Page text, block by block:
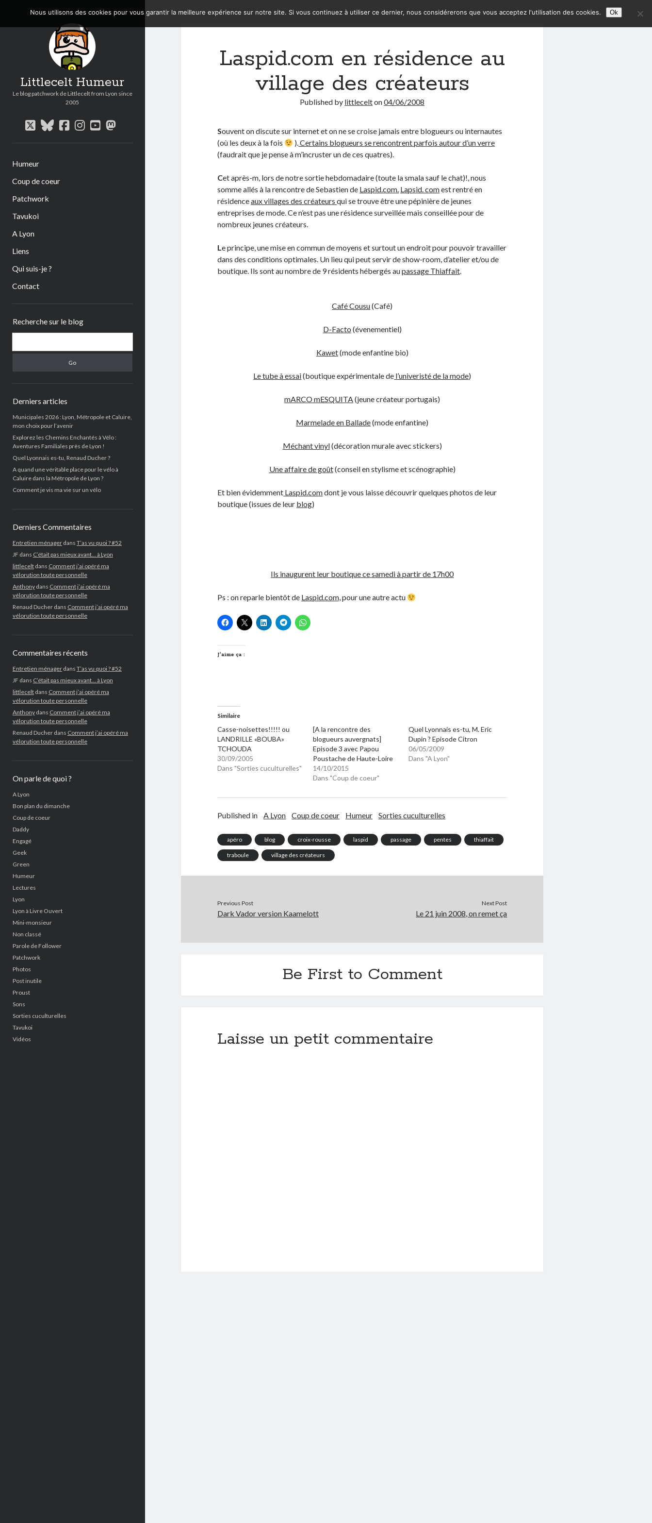
Littlecelt Humeur
Le blog patchwork de Littlecelt from Lyon since
2005
twitterbluesky
facebook
instagram
youtube
mastodon
Humeur
Coup de coeur
Patchwork
Tavukoi
A Lyon
Liens
Qui suis-je ?
Contact
Recherche sur le blog
Derniers articles
Municipales 2026 : Lyon, Métropole et Caluire,
mon choix pour l’avenir
Explorez les Chemins Enchantés à Vélo :
Aventures Familiales près de Lyon !
Quel Lyonnais es-tu, Renaud Ducher ?
A quand une véritable place pour le vélo à
Caluire dans la Métropole de Lyon ?
Comment je vis ma vie sur un vélo
Derniers Commentaires
Entretien ménagerdans T’as vu quoi ? #52
JF dans C’était pas mieux avant… à Lyon
littleceltdans Comment j’ai opéré ma
vélorution toute personnelle
Anthonydans Comment j’ai opéré ma
vélorution toute personnelle
Renaud Ducherdans Comment j’ai opéré ma
vélorution toute personnelle
Commentaires récents
Entretien ménagerdans T’as vu quoi ? #52
JF dans C’était pas mieux avant… à Lyon
littleceltdans Comment j’ai opéré ma
vélorution toute personnelle
Anthonydans Comment j’ai opéré ma
vélorution toute personnelle
Renaud Ducherdans Comment j’ai opéré ma
vélorution toute personnelle
On parle de quoi ?
A Lyon
Bon plan du dimanche
Coup de coeur
Daddy
Engagé
Geek
Green
Humeur
Lectures
Lyon
Lyon à Livre Ouvert
Mini-monsieur
Non classé
Parole de Follower
Patchwork
Photos
Post inutile
Proust
Sons
Sorties cuculturelles
Tavukoi
Vidéos
Laspid.com en résidence au
village des créateurs
Published by littlecelton04/06/2008
Souvent on discute sur internet et on ne se croise jamais entre blogueurs ou internautes
(où les deux à la fois
).Certains blogueurs se rencontrent parfois autour d’un verre
(faudrait que je pense à m’incruster un de ces quatres).
Cet après-m, lors de notre sortie hebdomadaire (toute la smala sauf le chat)!, nous
somme allés à la rencontre de Sebastien de Laspid.com. Lapsid. comest rentré en
résidenceaux villages des créateursqui se trouve être une pépinière de jeunes
entreprises de mode. Ce n’est pas une résidence surveillée mais conseillée pour de
nombreux jeunes créateurs.
Le principe, une mise en commun de moyens et surtout un endroit pour pouvoir travailler
dans des conditions optimales. Un lieu qui peut servir de show-room, d’atelier et/ou de
boutique. Ils sont au nombre de 9 résidents hébergés aupassage Thiaffait.
Café Cousu(Café)
D-Facto (évenementiel)
Kawet(mode enfantine bio)
Le tube à essai(boutique expérimentale de l’univeristé de la mode)
mARCO mESQUITA(jeune créateur portugais)
Marmelade en Ballade(mode enfantine)
Méchant vinyl(décoration murale avec stickers)
Une affaire de goût(conseil en stylisme et scénographie)
Et bien évidemment Laspid.comdont je vous laisse découvrir quelques photos de leur
boutique (issues de leur blog)
Ils inaugurent leur boutique ce samedi à partir de 17h00
Ps : on reparle bientôt de Laspid.com,pour une autre actu
J’aime ça :
Similaire
Casse-noisettes!!!!! ou
LANDRILLE «BOUBA»
TCHOUDA
30/09/2005
Dans "Sorties cuculturelles"
[A la rencontre des
blogueurs auvergnats]
Episode 3 avec Papou
Poustache de Haute-Loire
14/10/2015
Dans "Coup de coeur"
Quel Lyonnais es-tu, M. Eric
Dupin ? Episode Citron
06/05/2009
Dans "A Lyon"
Published in A Lyon Coup de coeur Humeur Sorties cuculturelles
apéro blog croix-rousse laspid passage pentes thiaffait
traboule village des créateurs
Previous Post
Dark Vador version Kaamelott
Next Post
Le 21 juin 2008, on remet ça
Be First to Comment
Laisse un petit commentaire
Nous utilisons des cookies pour vous garantir la meilleure expérience sur notre site. Si vous continuez à utiliser ce dernier, nous considérerons que vous acceptez l'utilisation des cookies. Ok